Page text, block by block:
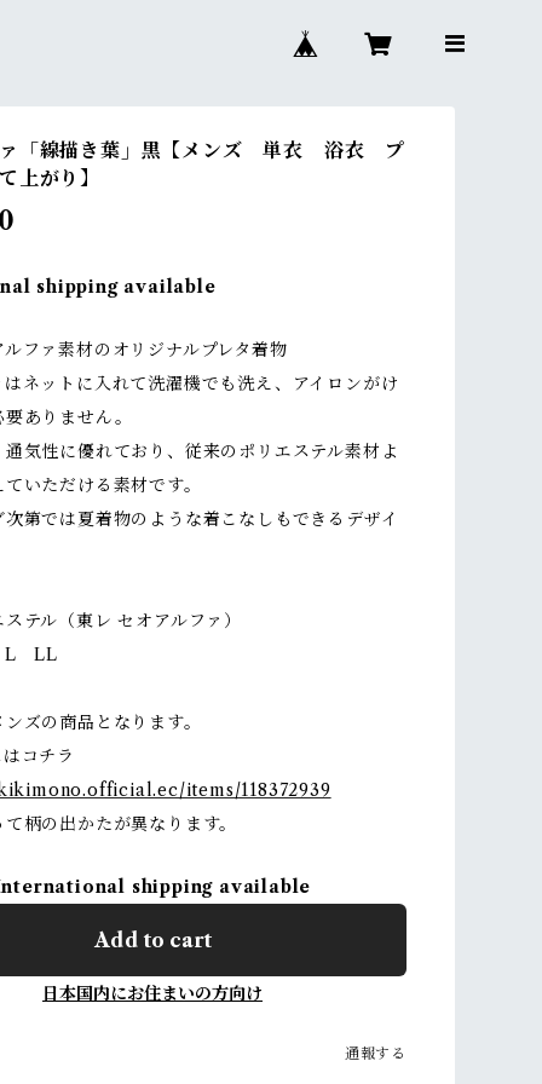
ァ「線描き葉」黒【メンズ 単衣 浴衣 プ
上がり】
shipping available
ファ素材のオリジナルプレタ着物
ネットに入れて洗濯機でも洗え、アイロンがけ
ありません。
気性に優れており、従来のポリエステル素材よ
いただける素材です。
第では夏着物のような着こなしもできるデザイ
テル（東レ セオアルファ）
L LL
ズの商品となります。
コチラ
items/118372939
柄の出かたが異なります。
shipping available
Add to cart
日本国内にお住まいの方向け
通報する